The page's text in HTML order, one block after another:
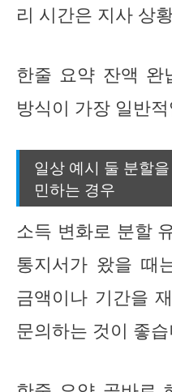
리 시간은 지사 상
한줄 요약 잔액 완
방식이 가장 일반
일상 예시 둘 분할
민하는 경우
소득 변화로 분할
통지서가 왔을 때
금액이나 기간을
문의하는 것이 좋